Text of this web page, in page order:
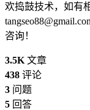
欢捣鼓技术，如有
咨询！
3.5K 文章
438 评论
3 问题
5 回答